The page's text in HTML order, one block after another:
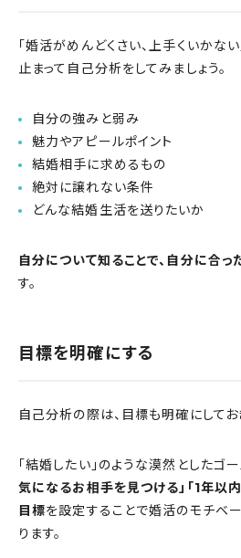
「婚活がめんどくさい、上手くいかな
止まって自己分析をしてみましょう。
自分の強みと弱み
魅力やアピールポイント
結婚相手に求めるもの
絶対に譲れない条件
どんな結婚生活を送りたいか
自分について知ることで、自分に合っ
す。
目標を明確にする
自己分析の際は、目標も明確にしてお
「結婚したい」のような漠然としたゴ
気になるお相手を見つける」「1年以
目標を設定することで婚活のモチベ
ります。